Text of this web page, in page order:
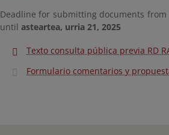
Deadline for submitting documents from
until asteartea, urria 21, 2025
Texto consulta pública previa RD
Formulario comentarios y